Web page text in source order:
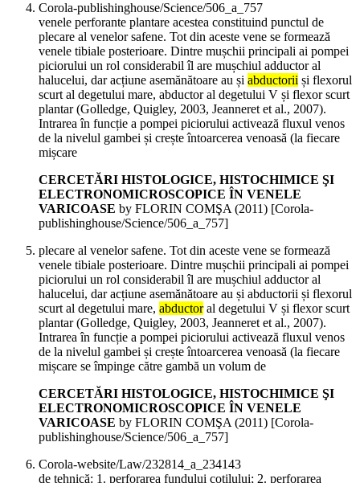
Corola-publishinghouse/Science/506_a_757
venele perforante plantare acestea constituind punctul de
plecare al venelor safene. Tot din aceste vene se formează
venele tibiale posterioare. Dintre mușchii principali ai pompei
piciorului un rol considerabil îl are mușchiul adductor al
halucelui, dar acțiune asemănătoare au și abductorii și flexorul
scurt al degetului mare, abductor al degetului V și flexor scurt
plantar (Golledge, Quigley, 2003, Jeanneret et al., 2007).
Intrarea în funcție a pompei piciorului activează fluxul venos
de la nivelul gambei și crește întoarcerea venoasă (la fiecare
mișcare
CERCETĂRI HISTOLOGICE, HISTOCHIMICE ŞI
ELECTRONOMICROSCOPICE ÎN VENELE
VARICOASE by FLORIN COMŞA (2011) [Corola-
publishinghouse/Science/506_a_757]
plecare al venelor safene. Tot din aceste vene se formează
venele tibiale posterioare. Dintre mușchii principali ai pompei
piciorului un rol considerabil îl are mușchiul adductor al
halucelui, dar acțiune asemănătoare au și abductorii și flexorul
scurt al degetului mare, abductoral degetului V și flexor scurt
plantar (Golledge, Quigley, 2003, Jeanneret et al., 2007).
Intrarea în funcție a pompei piciorului activează fluxul venos
de la nivelul gambei și crește întoarcerea venoasă (la fiecare
mișcare se împinge către gambă un volum de
CERCETĂRI HISTOLOGICE, HISTOCHIMICE ŞI
ELECTRONOMICROSCOPICE ÎN VENELE
VARICOASE by FLORIN COMŞA (2011) [Corola-
publishinghouse/Science/506_a_757]
Corola-website/Law/232814_a_234143
de tehnică: 1. perforarea fundului cotilului; 2. perforarea